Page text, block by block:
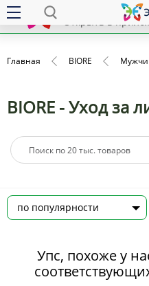
x
Открыть в
Главная BIORE
BIORE - Уход за
Упс, похоже у